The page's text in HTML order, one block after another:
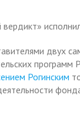
двух
Рогинским